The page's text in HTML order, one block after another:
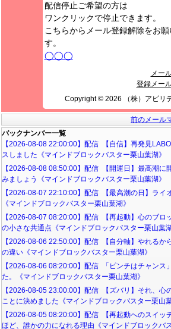
配信停止ご希望の方は
ワンクリックで停止できます。
こちらからメール登録解除をお願
す。
◯◯◯
メー
登録メー
Copyright ©️ 2026 （株）アビリ
前のメール
バックナンバー一覧
【2026-08-08 22:00:00】配信 【自信】再発見
スしました《マインドブロックバスター栗山葉湖》
【2026-08-08 08:50:00】配信 【開運日】最高潮に
みましょう《マインドブロックバスター栗山葉湖》
【2026-08-07 22:10:00】配信 【最高潮の日】ライ
《マインドブロックバスター栗山葉湖》
【2026-08-07 08:20:00】配信 【再起動】心のブロ
の小さな共通点《マインドブロックバスター栗山葉湖
【2026-08-06 22:50:00】配信 【自分軸】やれるか
の違い《マインドブロックバスター栗山葉湖》
【2026-08-06 08:20:00】配信 「ピンチはチャンス
た。《マインドブロックバスター栗山葉湖》
【2026-08-05 23:00:00】配信 【ズバリ】それ、心
ことに決めました《マインドブロックバスター栗山葉
【2026-08-05 08:20:00】配信 【再起動へのスイッ
ほど、誰かの力になれる理由《マインドブロックバ